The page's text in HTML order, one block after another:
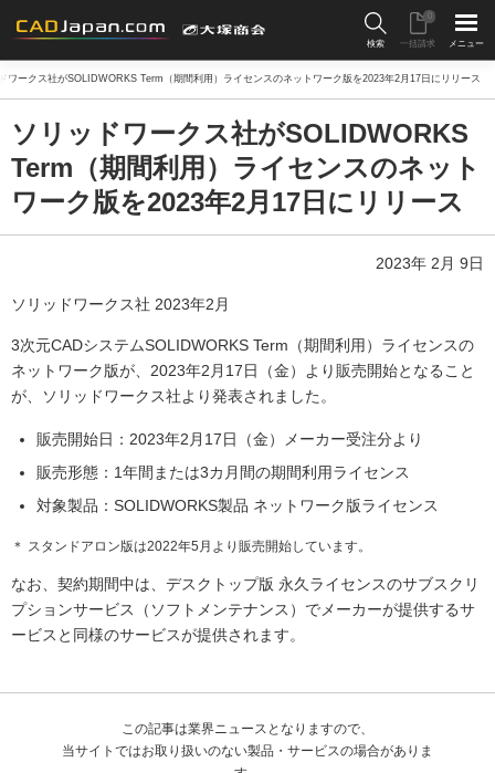
検索 一括請求
0
メニュー
ワークス社がSOLIDWORKS Term（期間利用）ライセンスのネットワーク版を2023年2月17日にリリース
ソリッドワークス社がSOLIDWORKS
Term（期間利用）ライセンスのネット
ワーク版を2023年2月17日にリリース
2023年 2月 9日
ソリッドワークス社 2023年2月
3次元CADシステムSOLIDWORKS Term（期間利用）ライセンスの
ネットワーク版が、2023年2月17日（金）より販売開始となること
が、ソリッドワークス社より発表されました。
販売開始日：2023年2月17日（金）メーカー受注分より
販売形態：1年間または3カ月間の期間利用ライセンス
対象製品：SOLIDWORKS製品 ネットワーク版ライセンス
＊ スタンドアロン版は2022年5月より販売開始しています。
なお、契約期間中は、デスクトップ版 永久ライセンスのサブスクリ
プションサービス（ソフトメンテナンス）でメーカーが提供するサ
ービスと同様のサービスが提供されます。
この記事は業界ニュースとなりますので、
当サイトではお取り扱いのない製品・サービスの場合がありま